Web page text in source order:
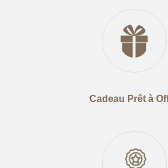
Cadeau Prêt à